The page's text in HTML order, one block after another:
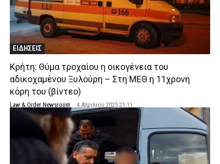
ΕΙΔΗΣΕΙΣ
Κρήτη: Θύμα τροχαίου η οικογένεια του
αδικοχαμένου Ξυλούρη – Στη ΜΕΘ η 11χρονη
κόρη του (βίντεο)
Law & Order Newsroom - 4 Απριλίου 2025 21:11